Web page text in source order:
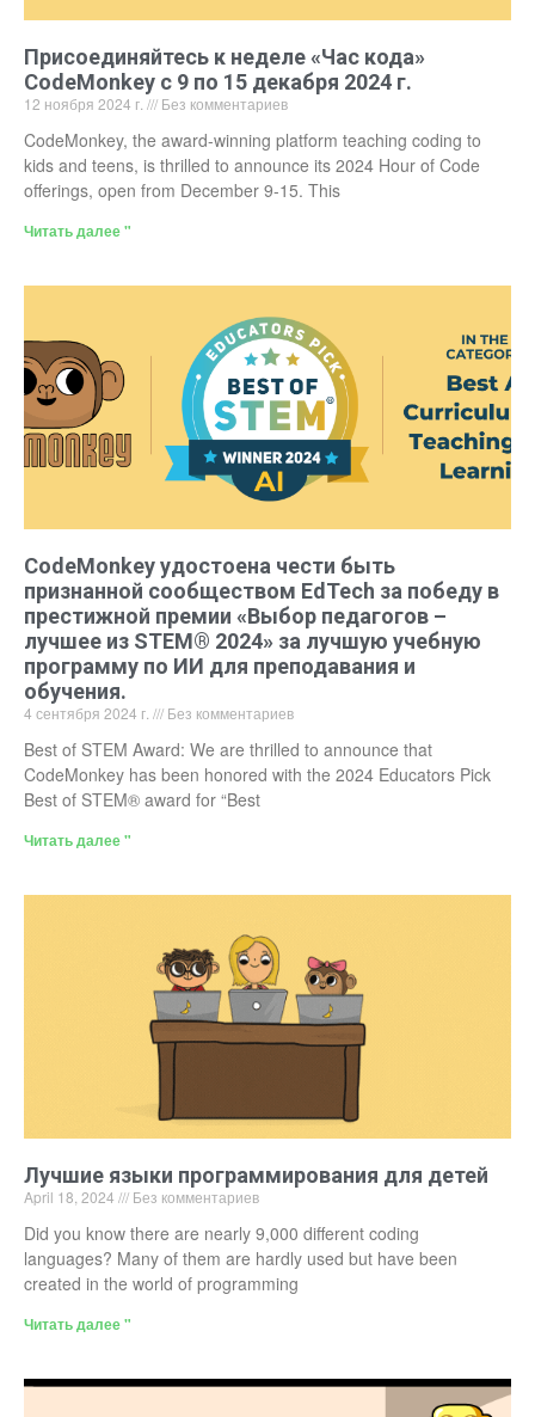
Присоединяйтесь к неделе «Час кода»
CodeMonkey с 9 по 15 декабря 2024 г.
12 ноября 2024 г. Без комментариев
CodeMonkey, the award-winning platform teaching coding to
kids and teens, is thrilled to announce its 2024 Hour of Code
offerings, open from December 9-15. This
Читать далее "
CodeMonkey удостоена чести быть
признанной сообществом EdTech за победу в
престижной премии «Выбор педагогов –
лучшее из STEM® 2024» за лучшую учебную
программу по ИИ для преподавания и
обучения.
4 сентября 2024 г. Без комментариев
Best of STEM Award: We are thrilled to announce that
CodeMonkey has been honored with the 2024 Educators Pick
Best of STEM® award for “Best
Читать далее "
Лучшие языки программирования для детей
April 18, 2024 Без комментариев
Did you know there are nearly 9,000 different coding
languages? Many of them are hardly used but have been
created in the world of programming
Читать далее "